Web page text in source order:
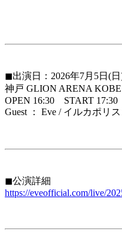
◼︎出演日：2026年7月5日(
神戸 GLION ARENA KOBE
OPEN 16:30 START 17:30
Guest ： Eve / イルカポリ
◼︎公演詳細
https://eveofficial.com/live/